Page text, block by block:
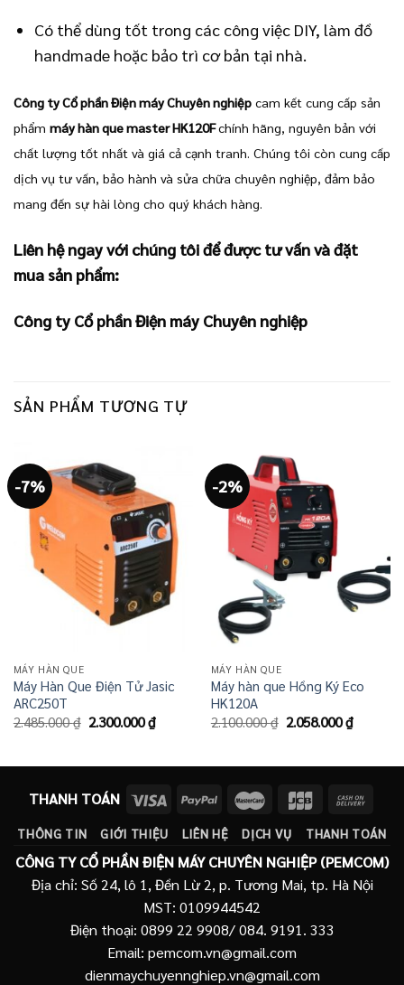
Có thể dùng tốt trong các công việc DIY, làm đồ
handmade hoặc bảo trì cơ bản tại nhà.
Công ty Cổ phần Điện máy Chuyên nghiệp cam kết cung cấp sản
phẩm máy hàn que master HK120Fchính hãng, nguyên bản với
chất lượng tốt nhất và giá cả cạnh tranh. Chúng tôi còn cung cấp
dịch vụ tư vấn, bảo hành và sửa chữa chuyên nghiệp, đảm bảo
mang đến sự hài lòng cho quý khách hàng.
Liên hệ ngay với chúng tôi để được tư vấn và đặt
mua sản phẩm:
Công ty Cổ phần Điện máy Chuyên nghiệp
SẢN PHẨM TƯƠNG TỰ
-7%
MÁY HÀN QUE
Máy Hàn Que Điện Tử Jasic
ARC250T
2.485.000₫ Giá
2.300.000₫Giá
-2%
MÁY HÀN QUE
Máy hàn que Hồng Ký Eco
HK120A
2.100.000₫ Giá
2.058.000₫Giá
THANH TOÁN
THÔNG TIN GIỚI THIỆU LIÊN HỆ DỊCH VỤ THANH TOÁN
CÔNG TY CỔ PHẦN ĐIỆN MÁY CHUYÊN NGHIỆP (PEMCOM)
Địa chỉ: Số 24, lô 1, Đền Lừ 2, p. Tương Mai, tp. Hà Nội
MST: 0109944542
Điện thoại: 0899 22 9908/ 084. 9191. 333
Email: pemcom.vn@gmail.com
dienmaychuyennghiep.vn@gmail.com